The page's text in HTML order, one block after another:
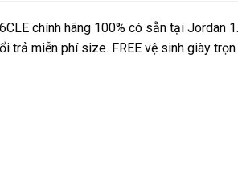
chính hãng 100% có sẵn tại Jordan
trả miễn phí size. FREE vệ sinh giày trọn